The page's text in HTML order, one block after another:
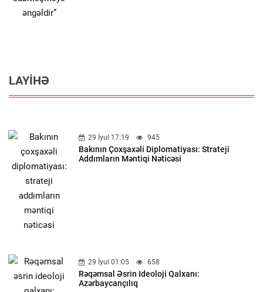
LAYIHƏ
29 İyul 17:19 945
Bakının Çoxşaxəli Diplomatiyası: Strateji
Addımların Məntiqi Nəticəsi
29 İyul 01:05 658
Rəqəmsal Əsrin Ideoloji Qalxanı:
Azərbaycançılıq